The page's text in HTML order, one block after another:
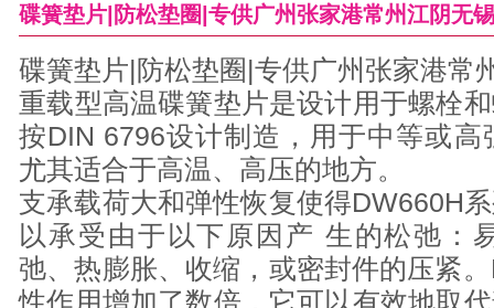
碟簧垫片|防松垫圈|专供广州张家港常州江阴无
碟簧垫片|防松垫圈|专供广州张家港常
重载型高温碟簧垫片是设计用于螺栓
按DIN 6796设计制造，用于中等或
尤其适合于高温、高压的地方。
支承载荷大和弹性恢复使得DW660H
以承受由于以下原因产 生的松弛：
弛、热膨胀、收缩，或密封件的压紧
性作用增加了数倍，它可以有效地取